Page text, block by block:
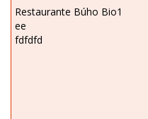
Restaurante Búho Bio1
ee
fdfdfd